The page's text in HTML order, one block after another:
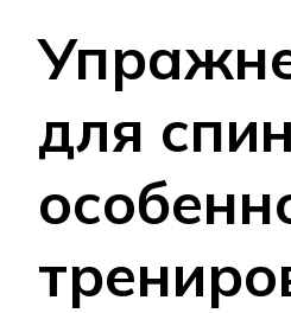
для